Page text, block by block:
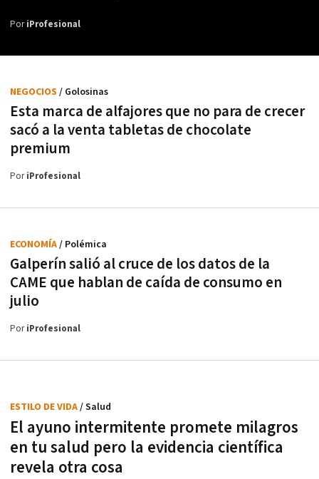
PoriProfesional
Esta marca de alfajores que no para de crecer
sacó a la venta tabletas de chocolate
premium
NEGOCIOS / Golosinas
PoriProfesional
Galperín salió al cruce de los datos de la
CAME que hablan de caída de consumo en
julio
ECONOMÍA/ Polémica
PoriProfesional
El ayuno intermitente promete milagros
en tu salud pero la evidencia científica
revela otra cosa
ESTILO DE VIDA/ Salud